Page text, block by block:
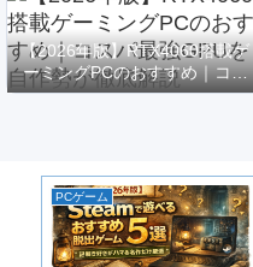
【2026年版】RTX4060搭載ゲ
ーミングPCのおすすめ｜コス
パ最強GPUを自作勢が徹底解
PCゲーム